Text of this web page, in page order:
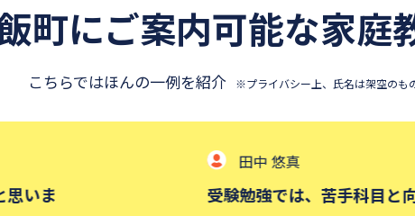
町にご案内可能な家庭
こちらではほんの一例を紹介 ※プライバシー上、氏名は架空のも
と向き合うことの大変さを何度も感じました。